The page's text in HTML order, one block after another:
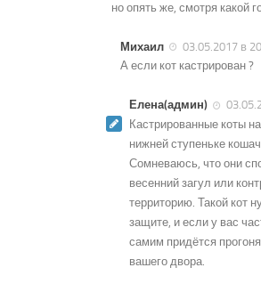
но опять же, смотря какой
Михаил
03.05.2017 в
А если кот кастрирован ?
Елена(админ)
Кастрированные коты
нижней ступеньке
Сомневаюсь, что они
весенний загул или
территорию. Такой кот
защите, и если у вас
самим придётся
вашего двора.